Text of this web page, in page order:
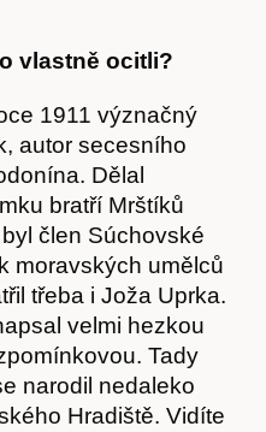
vlastně ocitli?
1911 význačný
autor secesního
Dělal
bratří Mrštíků
člen Súchovské
moravských umělců
třeba i Joža Uprka.
velmi hezkou
Tady
narodil nedaleko
Hradiště. Vidíte